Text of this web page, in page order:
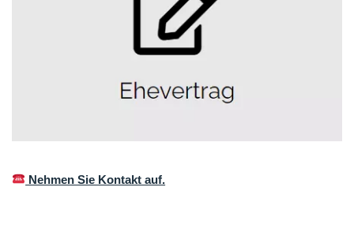
Nehmen Sie Kontakt auf.